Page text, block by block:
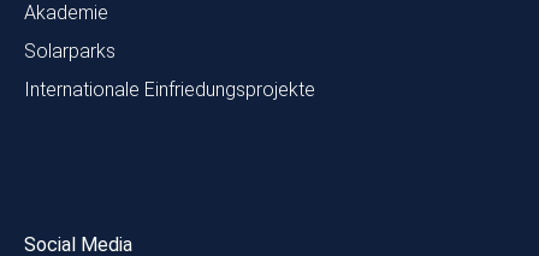
Akademie
Solarparks
Internationale Einfriedungsprojekte
Social Media